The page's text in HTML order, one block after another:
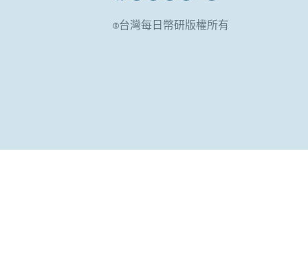
©台灣每日幣研版權所有